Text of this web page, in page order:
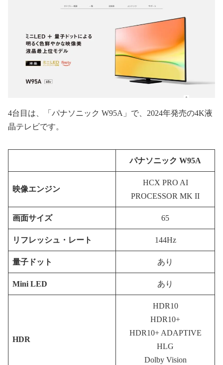
4台目は、「パナソニック W95A」で、2024年発売の4K液
晶テレビです。
パナソニック W95A
映像エンジン
HCX PRO AI
PROCESSOR MK II
画面サイズ 65
リフレッシュ・レート 144Hz
量子ドット あり
Mini LED あり
HDR
HDR10
HDR10+
HDR10+ ADAPTIVE
HLG
Dolby Vision